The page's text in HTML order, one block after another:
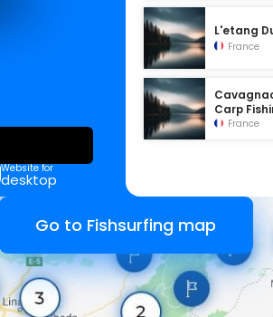
Website for
desktop
L'etang
France
Carp
France
Go to Fishsurfing map